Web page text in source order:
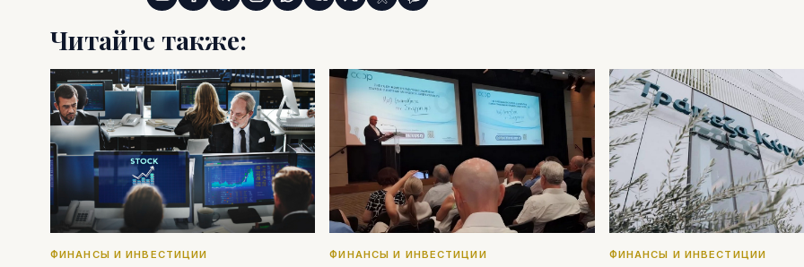
Читайте также:
ФИНАНСЫ И ИНВЕСТИЦИИ ФИНАНСЫ И ИНВЕСТИЦИИ ФИНАНСЫ И ИНВЕСТИЦИИ